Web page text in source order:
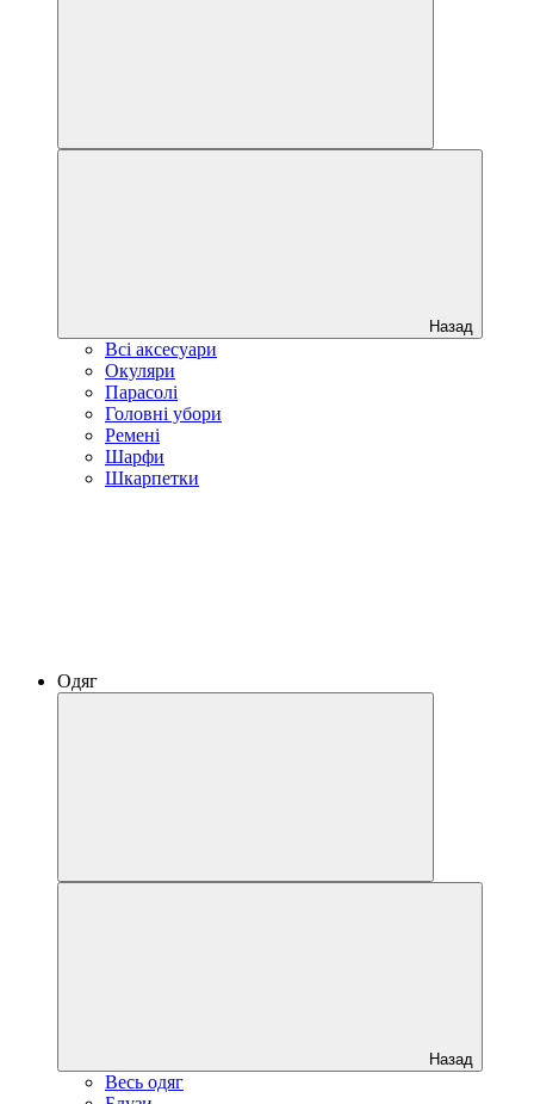
Назад
Всі аксесуари
Окуляри
Парасолі
Головні убори
Ремені
Шарфи
Шкарпетки
Одяг
Назад
Весь одяг